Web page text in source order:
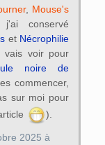
, Mouse's
conservé
et Nécrophilie
vais voir pour
noire de
commencer,
sur moi pour
).
2025 à